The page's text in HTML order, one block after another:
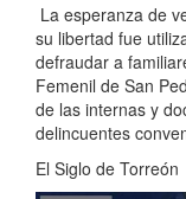
La esperanza de
su libertad fue
defraudar a
Femenil de San
de las internas y
delincuentes
El Siglo de Torreón